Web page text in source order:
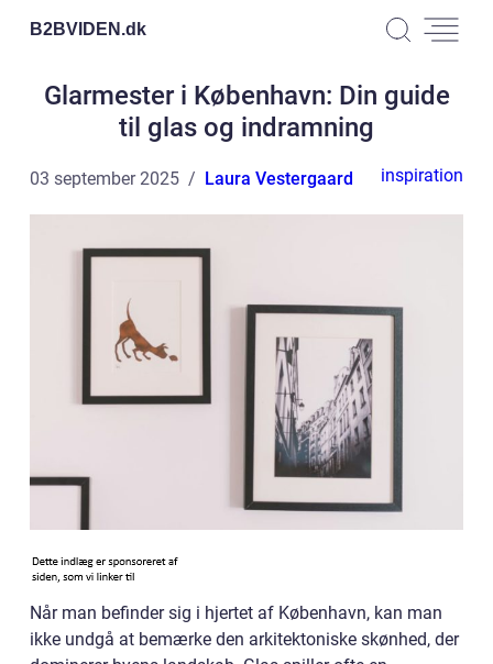
B2BVIDEN.dk
Glarmester i København: Din guide
til glas og indramning
03 september 2025 Laura Vestergaard inspiration
Når man befinder sig i hjertet af København, kan man
ikke undgå at bemærke den arkitektoniske skønhed, der